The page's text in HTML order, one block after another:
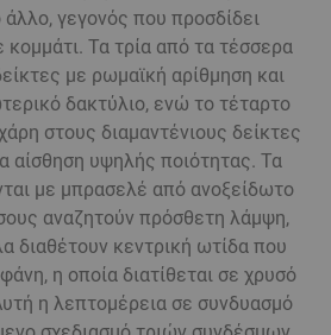
άλλο, γεγονός που προσδίδει
Τα τρία από τα τέσσερα
με ρωμαϊκή αρίθμηση και
δακτύλιο, ενώ το τέταρτο
στους διαμαντένιους δείκτες
αίσθηση υψηλής ποιότητας. Τα
με μπρασελέ από ανοξείδωτο
αναζητούν πρόσθετη λάμψη,
διαθέτουν κεντρική ωτίδα που
η οποία διατίθεται σε χρυσό
η λεπτομέρεια σε συνδυασμό